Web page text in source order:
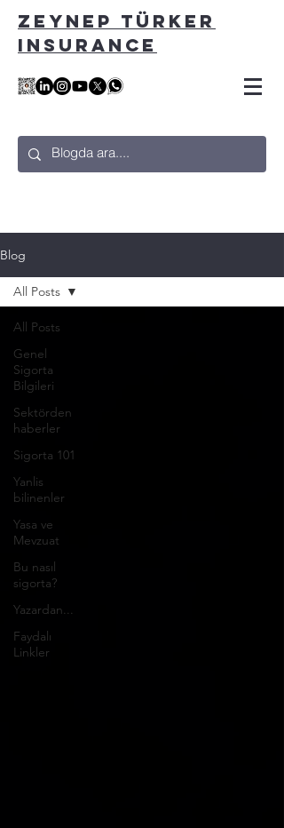
ZEYNEP TÜRKER
INSURANCE
Blog
All Posts
Genel
Sigorta
Bilgileri
Sektörden
haberler
Sigorta 101
Yanlis
bilinenler
Yasa ve
Mevzuat
Bu nasıl
sigorta?
Yazardan...
Faydalı
Linkler
All Posts